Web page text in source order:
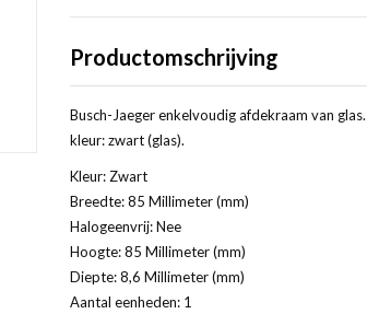
Productomschrijving
Busch-Jaeger enkelvoudig afdekraam van
kleur: zwart (glas).
Kleur: Zwart
Breedte: 85 Millimeter (mm)
Halogeenvrij: Nee
Hoogte: 85 Millimeter (mm)
Diepte: 8,6 Millimeter (mm)
Aantal eenheden: 1